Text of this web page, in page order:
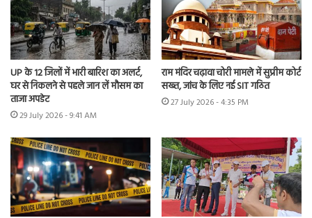
UP के 12 जिलों में भारी बारिश का अलर्ट,
घर से निकलने से पहले जान लें मौसम का
ताजा अपडेट
29 July 2026 - 9:41 AM
राम मंदिर चढ़ावा चोरी मामले में सुप्रीम कोर्ट
सख्त, जांच के लिए नई SIT गठित
27 July 2026 - 4:35 PM